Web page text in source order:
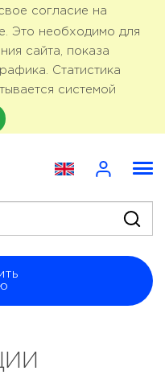
согласие на
Это необходимо для
сайта, показа
Статистика
системой